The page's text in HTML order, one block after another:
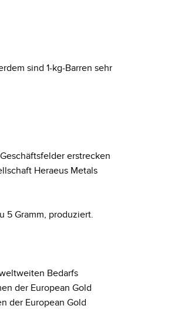
sind 1-kg-Barren sehr
erstrecken
Heraeus Metals
5 Gramm, produziert.
Bedarfs
der European Gold
der European Gold